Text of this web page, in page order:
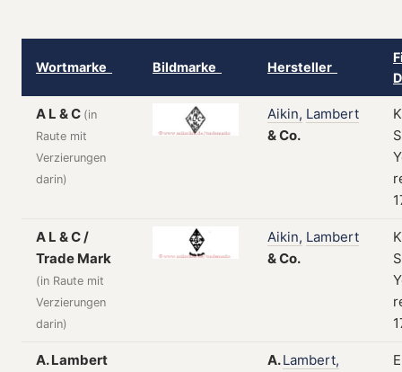
Wortmarke Bildmarke Hersteller
A L & C (in
Raute mit
Verzierungen
darin)
Aikin, Lambert
&Co.
A L & C /
Trade Mark
(in Raute mit
Verzierungen
darin)
Aikin, Lambert
&Co.
A. Lambert A.Lambert,